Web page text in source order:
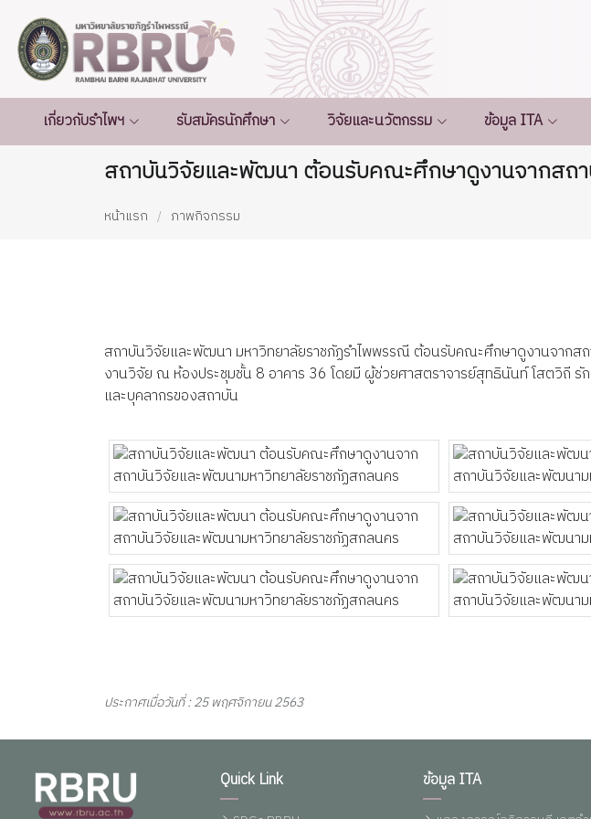
เกี่ยวกับรำไพฯ รับสมัครนักศึกษา วิจัยและนวัตกรรม ข้อมูล ITA
สถาบันวิจัยและพัฒนา ต้อนรับคณะศึกษาดูงานจากสถ
หน้าแรก ภาพกิจกรรม
สถาบันวิจัยและพัฒนา มหาวิทยาลัยราชภัฏรำไพพรรณี ต้อนรับคณะศึกษาดูงานจากส
งานวิจัย ณ ห้องประชุมชั้น 8 อาคาร 36 โดยมี ผู้ช่วยศาสตราจารย์สุทธินันท์ โสตวิถี
และบุคลากรของสถาบัน
ประกาศเมื่อวันที่ : 25 พฤศจิกายน 2563
Quick Link ข้อมูล ITA